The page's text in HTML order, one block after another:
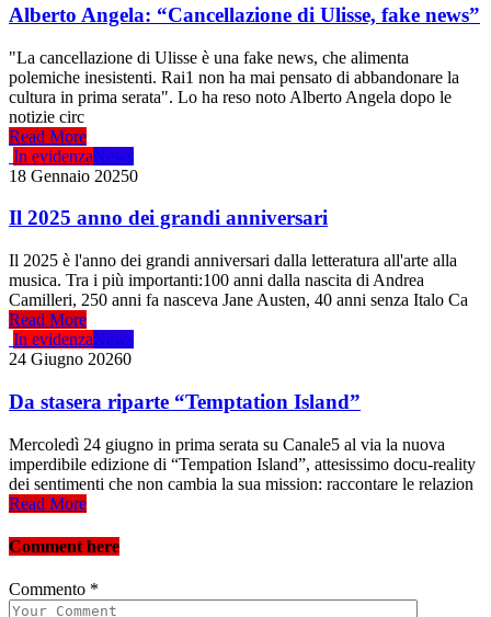
Alberto Angela: “Cancellazione di Ulisse, fake news”
"La cancellazione di Ulisse è una fake news, che alimenta
polemiche inesistenti. Rai1 non ha mai pensato di abbandonare la
cultura in prima serata". Lo ha reso noto Alberto Angela dopo le
notizie circ
Read More
In evidenzaNews
18 Gennaio 20250
Il 2025 anno dei grandi anniversari
Il 2025 è l'anno dei grandi anniversari dalla letteratura all'arte alla
musica. Tra i più importanti:100 anni dalla nascita di Andrea
Camilleri, 250 anni fa nasceva Jane Austen, 40 anni senza Italo Ca
Read More
In evidenzaNews
24 Giugno 20260
Da stasera riparte “Temptation Island”
Mercoledì 24 giugno in prima serata su Canale5 al via la nuova
imperdibile edizione di “Tempation Island”, attesissimo docu-reality
dei sentimenti che non cambia la sua mission: raccontare le relazion
Read More
Comment here
Commento *